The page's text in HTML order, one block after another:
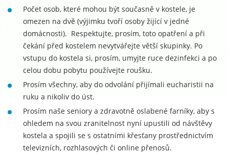
Počet osob, které mohou být současně v kostele, je
omezen na dvě (výjimku tvoří osoby žijící v jedné
domácnosti). Respektujte, prosím, toto opatření a při
čekání před kostelem nevytvářejte větší skupinky. Po
vstupu do kostela si, prosím, umyjte ruce dezinfekci a po
celou dobu pobytu používejte roušku.
Prosím všechny, aby do odvolání přijímali eucharistii na
ruku a nikoliv do úst.
Prosím naše seniory a zdravotně oslabené farníky, aby s
ohledem na svou zranitelnost nyní upustili od návštěvy
kostela a spojili se s ostatními křesťany prostřednictvím
televizních, rozhlasových či online přenosů.